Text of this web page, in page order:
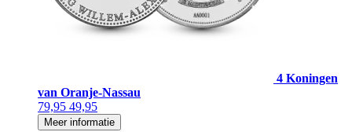
4 Koningen
van Oranje-Nassau
79,95 49,95
Meer informatie